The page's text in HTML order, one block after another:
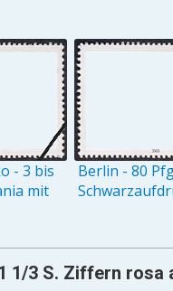
- 3 bis
mit
Berlin - 80
3 S. Ziffern rosa